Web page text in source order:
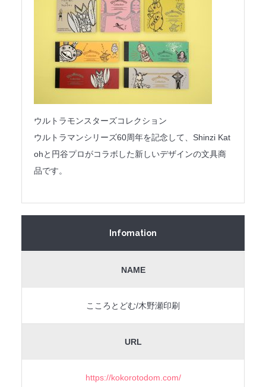
ウルトラモンスターズコレクション
ウルトラマンシリーズ60周年を記念して、Shinzi Kat
ohと円谷プロがコラボした新しいデザインの文具商
品です。
Infomation
NAME
こころとどむ/木野瀬印刷
URL
https://kokorotodom.com/